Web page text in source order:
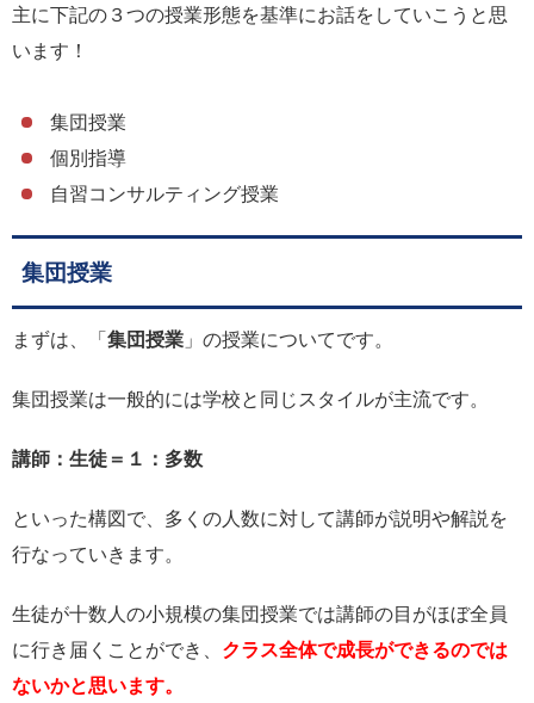
主に下記の３つの授業形態を基準にお話をしていこうと思
います！
集団授業
個別指導
自習コンサルティング授業
集団授業
まずは、「集団授業 」の授業についてです。
集団授業は一般的には学校と同じスタイルが主流です。
講師：生徒＝１：多数
といった構図で、多くの人数に対して講師が説明や解説を
行なっていきます。
生徒が十数人の小規模の集団授業では講師の目がほぼ全員
に行き届くことができ、 クラス全体で成長ができるのでは
ないかと思います。